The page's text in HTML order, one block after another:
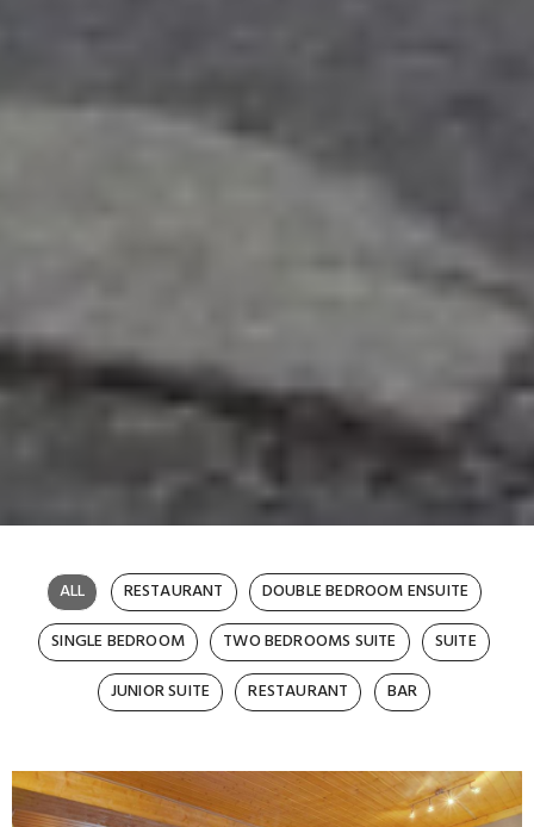
Hotel De La Poste Le
Chable Gallery
ALL RESTAURANT
DOUBLE BEDROOM ENSUITE
SINGLE BEDROOM
TWO BEDROOMS SUITE
SUITE
JUNIOR SUITE
RESTAURANT BAR